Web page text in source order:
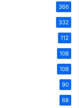
366
332
112
108
108
90
68